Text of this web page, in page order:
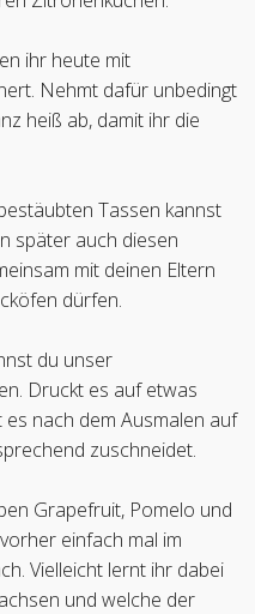
ihr heute mit
Nehmt dafür unbedingt
heiß ab, damit ihr die
Tassen kannst
später auch diesen
mit deinen Eltern
dürfen.
du unser
Druckt es auf etwas
nach dem Ausmalen auf
zuschneidet.
Grapefruit, Pomelo und
einfach mal im
Vielleicht lernt ihr dabei
und welche der